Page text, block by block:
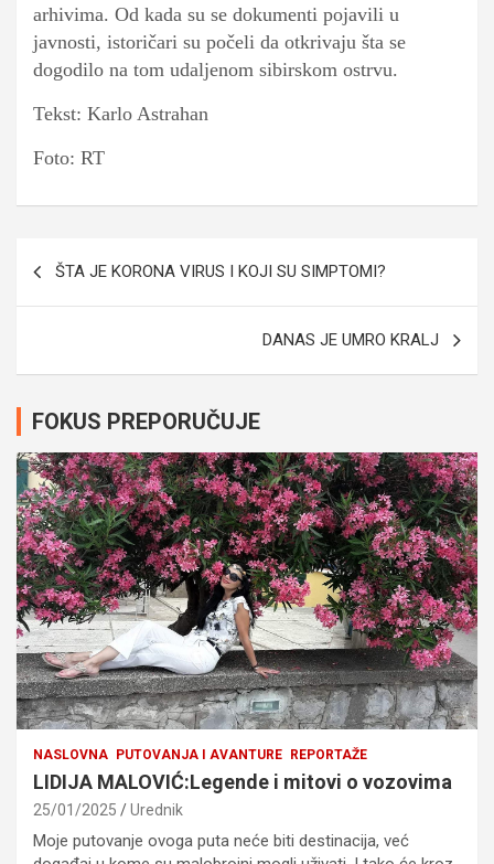
arhivima. Od kada su se dokumenti pojavili u
javnosti, istoričari su počeli da otkrivaju šta se
dogodilo na tom udaljenom sibirskom ostrvu.
Tekst: Karlo Astrahan
Foto: RT
Navigacija
ŠTA JE KORONA VIRUS I KOJI SU SIMPTOMI?
DANAS JE UMRO KRALJ
FOKUS PREPORUČUJE
NASLOVNA PUTOVANJA I AVANTURE REPORTAŽE
LIDIJA MALOVIĆ:Legende i mitovi o vozovima
25/01/2025 Urednik
Moje putovanje ovoga puta neće biti destinacija, već